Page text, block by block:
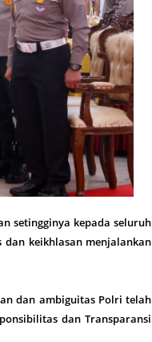
setingginya kepada seluruh
keikhlasan menjalankan
dan ambiguitas Polri telah
dan Transparansi